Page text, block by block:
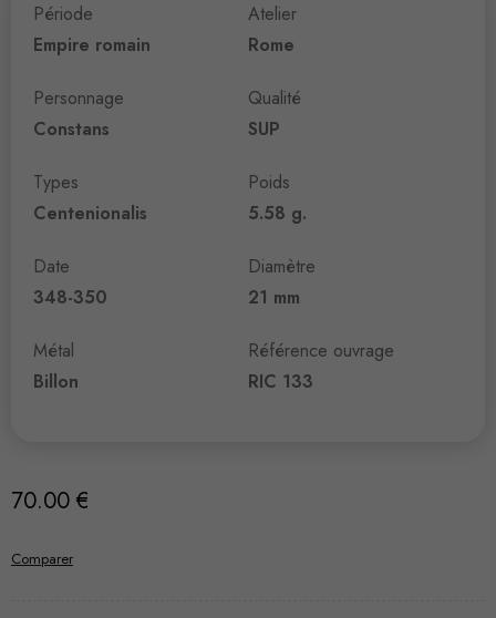
Période
Empire romain
Personnage
Constans
Types
Centenionalis
Date
348-350
Métal
Billon
Atelier
Rome
Qualité
SUP
Poids
5.58 g.
Diamètre
21 mm
Référence ouvrage
RIC 133
70.00 €
Comparer